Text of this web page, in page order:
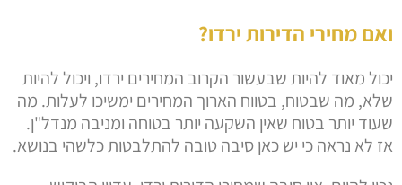
ואם מחירי הדירות ירדו?
יכול מאוד להיות שבעשור הקרוב המחירים ירדו, ויכול להיות
שלא, מה שבטוח, בטווח הארוך המחירים ימשיכו לעלות. מה
שעוד יותר בטוח שאין השקעה יותר בטוחה ומניבה מנדל"ן.
אז לא נראה כי יש כאן סיבה טובה להתלבטות כלשהי בנושא.